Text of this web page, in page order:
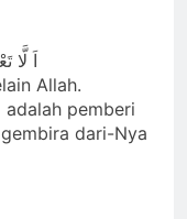
Allah.
adalah pemberi
dari-Nya